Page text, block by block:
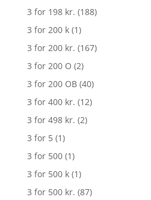
3 for 198 kr. (188)
3 for 200 k (1)
3 for 200 kr. (167)
3 for 200 O (2)
3 for 200 OB (40)
3 for 400 kr. (12)
3 for 498 kr. (2)
3 for 5 (1)
3 for 500 (1)
3 for 500 k (1)
3 for 500 kr. (87)